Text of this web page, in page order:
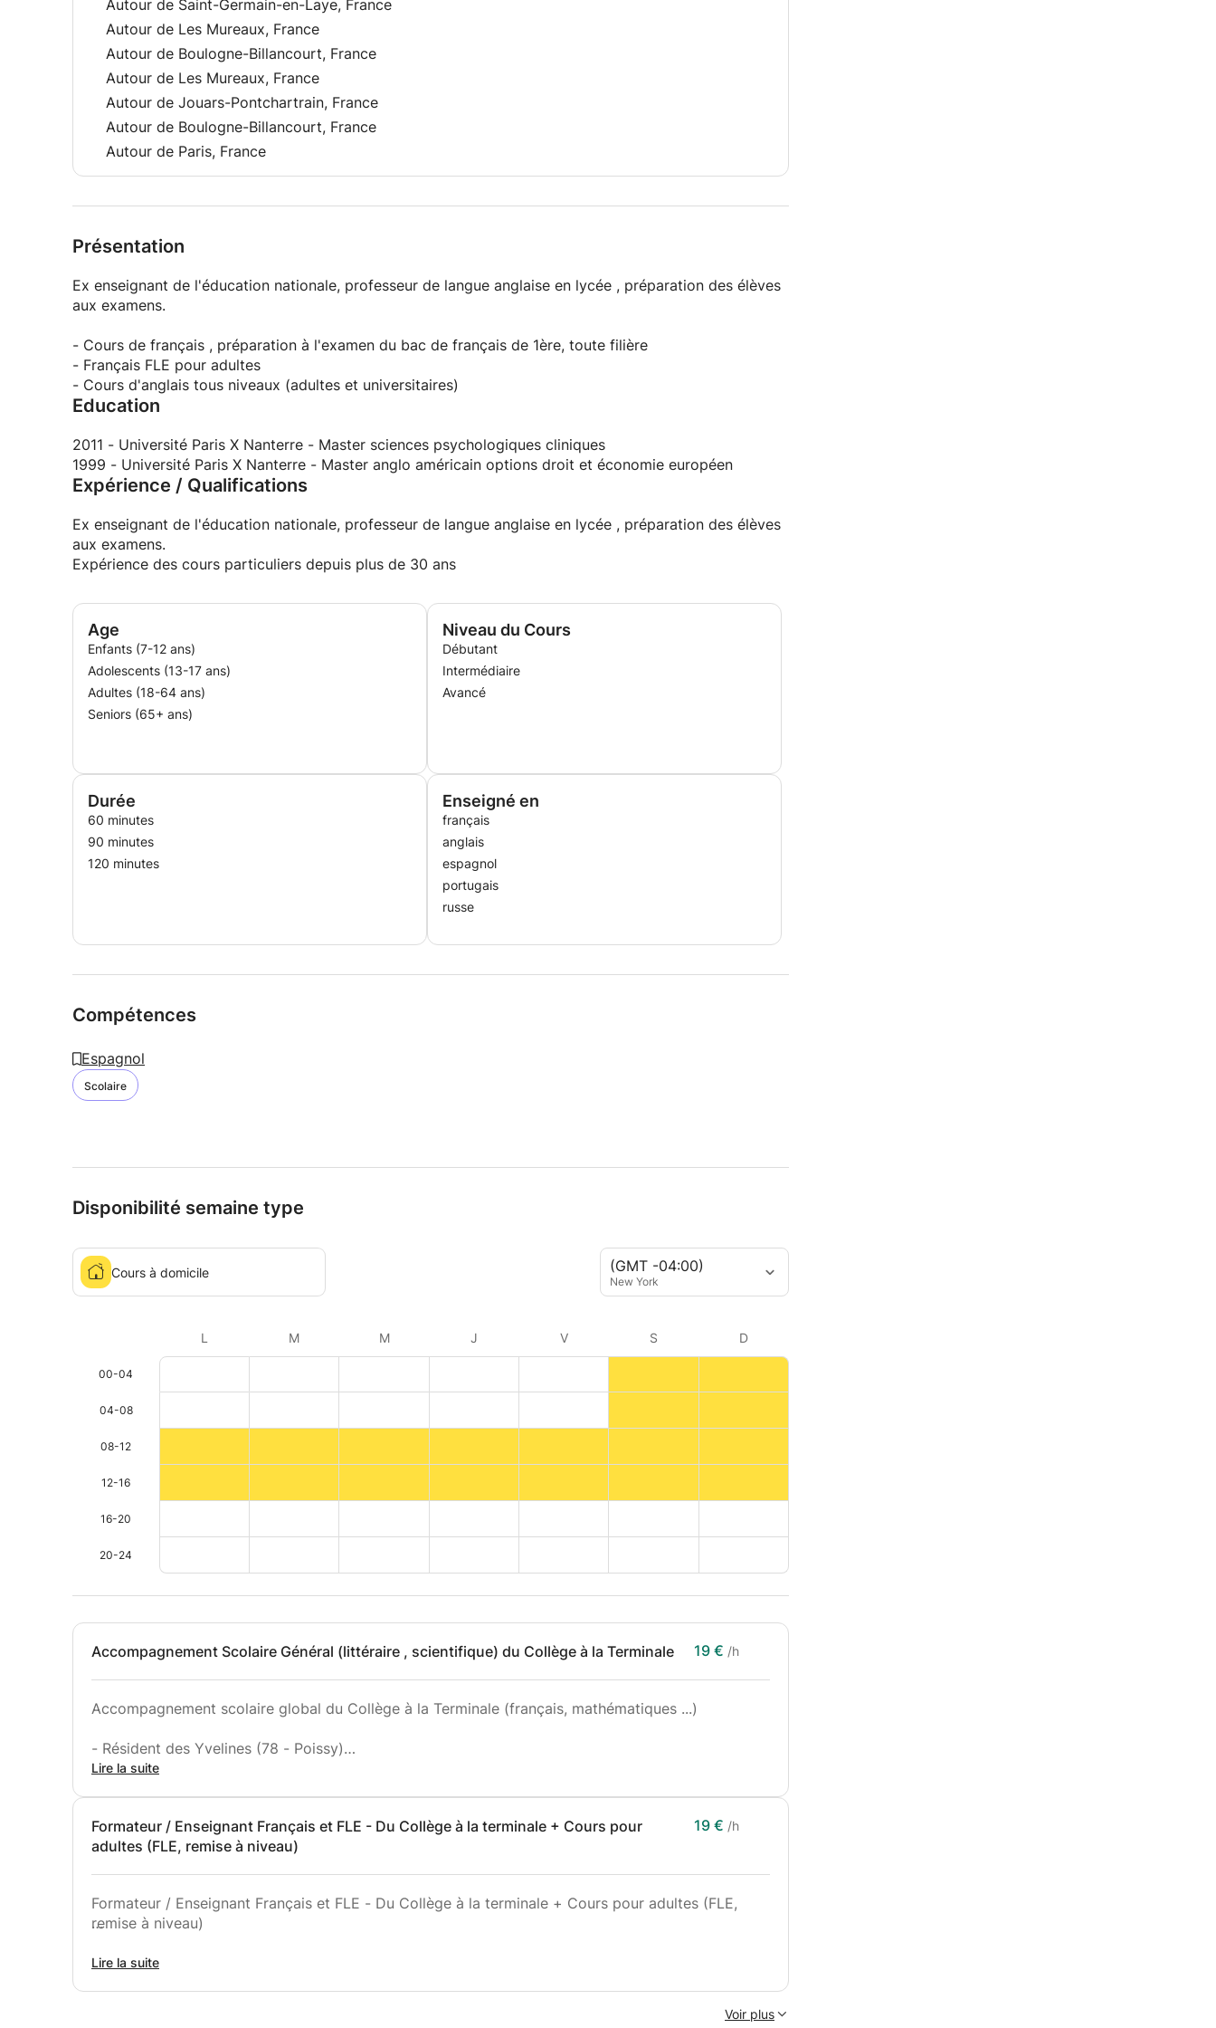
Autour de Saint-Germain-en-Laye, France
Autour de Les Mureaux, France
Autour de Boulogne-Billancourt, France
Autour de Les Mureaux, France
Autour de Jouars-Pontchartrain, France
Autour de Boulogne-Billancourt, France
Autour de Paris, France
Présentation
Ex enseignant de l'éducation nationale, professeur de langue anglaise en lycée , préparation des élèves
aux examens.
- Cours de français , préparation à l'examen du bac de français de 1ère, toute filière
- Français FLE pour adultes
- Cours d'anglais tous niveaux (adultes et universitaires)
Education
2011 - Université Paris X Nanterre - Master sciences psychologiques cliniques
1999 - Université Paris X Nanterre - Master anglo américain options droit et économie européen
Expérience / Qualifications
Ex enseignant de l'éducation nationale, professeur de langue anglaise en lycée , préparation des élèves
aux examens.
Expérience des cours particuliers depuis plus de 30 ans
Age
Enfants (7-12 ans)
Adolescents (13-17 ans)
Adultes (18-64 ans)
Seniors (65+ ans)
Niveau du Cours
Débutant
Intermédiaire
Avancé
Durée
60 minutes
90 minutes
120 minutes
Enseigné en
français
anglais
espagnol
portugais
russe
Compétences
Espagnol
Scolaire
Disponibilité semaine type
(GMT -04:00)
New York
Cours à domicile
L M M J V S D
00-04
04-08
08-12
12-16
16-20
20-24
Accompagnement Scolaire Général (littéraire , scientifique) du Collège à la Terminale 19 € /h
Accompagnement scolaire global du Collège à la Terminale (français, mathématiques ...)
- Résident des Yvelines (78 - Poissy)
- Expérience de l’accompagnement de publics en difficulté
"Adaptation au profil de l'élève et à disposition pour soulever les freins à la progression.
- Révision des bases (grammaire, conjugaison, syntaxe, accords et expressions idiomatiques pour
les matières littéraires) + révision des cours et devoirs scolaires :
Lire la suite
Formateur / Enseignant Français et FLE - Du Collège à la terminale + Cours pour
adultes (FLE, remise à niveau)
19 € /h
Formateur / Enseignant Français et FLE - Du Collège à la terminale + Cours pour adultes (FLE,
remise à niveau)
- Diplômé d'un Master Langue LLCE Anglo-Américain (1999), enseignement de la langue anglaise
Lire la suite
Voir plus